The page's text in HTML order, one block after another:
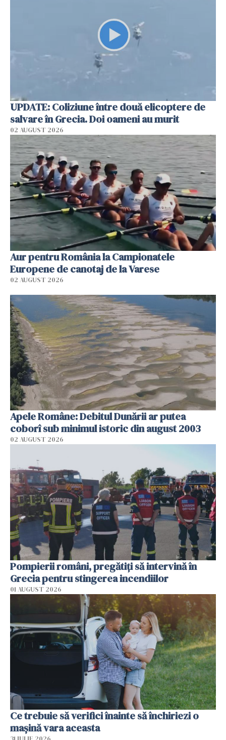
UPDATE: Coliziune între două elicoptere de
salvare în Grecia. Doi oameni au murit
02 AUGUST 2026
Aur pentru România la Campionatele
Europene de canotaj de la Varese
02 AUGUST 2026
Apele Române: Debitul Dunării ar putea
coborî sub minimul istoric din august 2003
02 AUGUST 2026
Pompierii români, pregătiţi să intervină în
Grecia pentru stingerea incendiilor
01 AUGUST 2026
Ce trebuie să verifici înainte să închiriezi o
mașină vara aceasta